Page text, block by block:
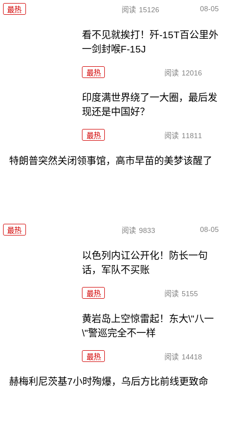
最热 阅读 15126 08-05
看不见就挨打！歼-15T百公里外
一剑封喉F-15J
最热 阅读 12016
印度满世界绕了一大圈，最后发
现还是中国好？
最热 阅读 11811
特朗普突然关闭领事馆，高市早苗的美梦该醒了
最热 阅读 9833 08-05
以色列内讧公开化！防长一句
话，军队不买账
最热 阅读 5155
黄岩岛上空惊雷起！东大\"八一
\"警巡完全不一样
最热 阅读 14418
赫梅利尼茨基7小时殉爆，乌后方比前线更致命